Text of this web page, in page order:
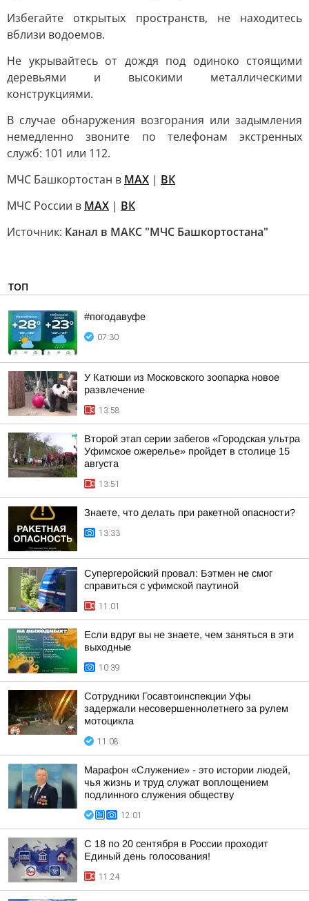
Избегайте открытых пространств, не находитесь
вблизи водоемов.
Не укрывайтесь от дождя под одиноко стоящими
деревьями и высокими металлическими
конструкциями.
В случае обнаружения возгорания или задымления
немедленно звоните по телефонам экстренных
служб: 101 или 112.
МЧС Башкортостан в МАХ | ВК
МЧС России в MAX | ВК
Источник: Канал в МАКС "МЧС Башкортостана"
ТОП
#погодавуфе
07:30
У Катюши из Московского зоопарка новое
развлечение
13:58
Второй этап серии забегов «Городская ультра
Уфимское ожерелье» пройдет в столице 15
августа
13:51
Знаете, что делать при ракетной опасности?
13:33
Супергеройский провал: Бэтмен не смог
справиться с уфимской паутиной
11:01
Если вдруг вы не знаете, чем заняться в эти
выходные
10:39
Сотрудники Госавтоинспекции Уфы
задержали несовершеннолетнего за рулем
мотоцикла
11:08
Марафон «Служение» - это истории людей,
чья жизнь и труд служат воплощением
подлинного служения обществу
12:01
С 18 по 20 сентября в России проходит
Единый день голосования!
11:24